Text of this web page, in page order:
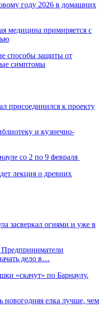
году 2026 в домашних
медицина примиряется с
способы защиты от
симптомы
присоединился к проекту
и кузнечно-
со 2 по 9 февраля
лекция о древних
засверкал огнями и уже в
дело в…
«скачут» по Барнаулу.
новогодняя елка лучше, чем